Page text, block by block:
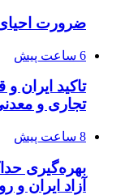
ضرورت
6 ساعت پیش
تاکید ایران
تجاری و
8 ساعت پیش
بهره‌گیری
آزاد ایران و